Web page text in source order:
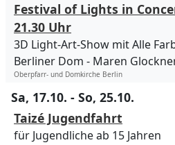
Festival of Lights in
21.30 Uhr
3D Light-Art-Show mit Alle
Berliner Dom
Maren
Oberpfarr- und Domkirche Berlin
Sa, 17.10. - So, 25.10.
Taizé Jugendfahrt
für Jugendliche ab 15 Jahren